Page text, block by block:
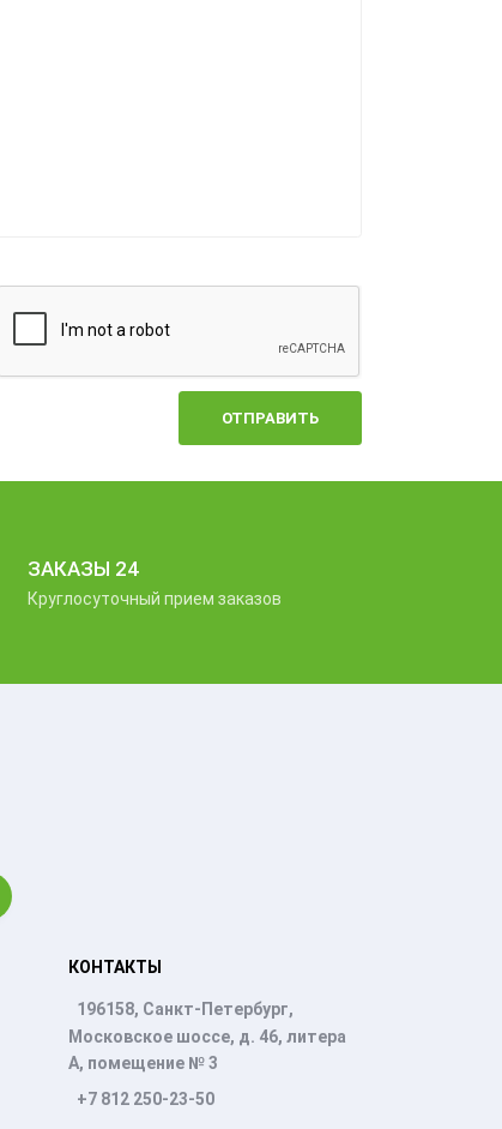
ОТПРАВИТЬ
ЗАКАЗЫ 24
Круглосуточный прием заказов
КОНТАКТЫ
196158, Санкт-Петербург,
Московское шоссе, д. 46, литера
А, помещение № 3
+7 812 250-23-50